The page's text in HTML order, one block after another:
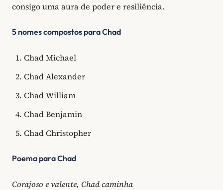
consigo uma aura de poder e resiliência.
5 nomes compostos para Chad
Chad Michael
Chad Alexander
Chad William
Chad Benjamin
Chad Christopher
Poema para Chad
Corajoso e valente, Chad caminha